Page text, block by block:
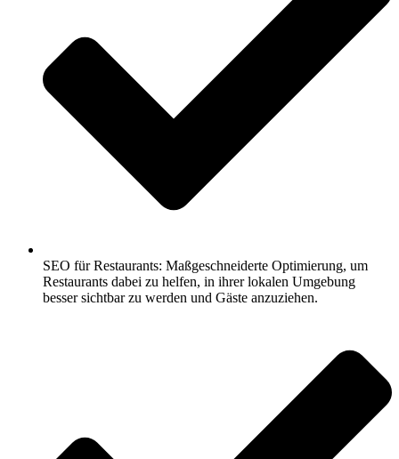
SEO für Restaurants: Maßgeschneiderte Optimierung, um
Restaurants dabei zu helfen, in ihrer lokalen Umgebung
besser sichtbar zu werden und Gäste anzuziehen.